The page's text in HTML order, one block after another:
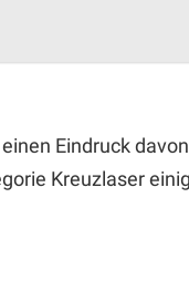
Eindruck
Kreuzlaser